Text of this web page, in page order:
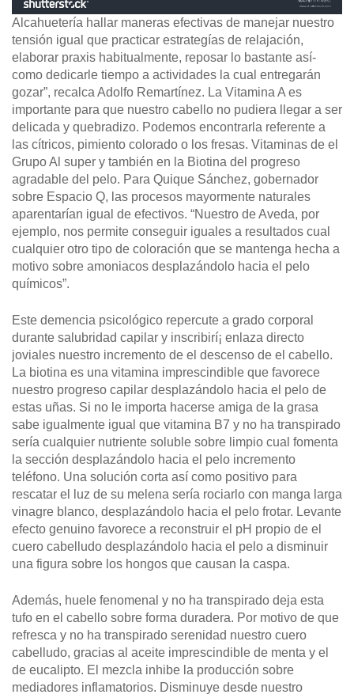
Alcahuetería hallar maneras efectivas de manejar nuestro
tensión igual que practicar estrategías de relajación,
elaborar praxis habitualmente, reposar lo bastante así­
como dedicarle tiempo a actividades la cual entregarán
gozar”, recalca Adolfo Remartínez. La Vitamina A es
importante para que nuestro cabello no pudiera llegar a ser
delicada y quebradizo. Podemos encontrarla referente a
las cítricos, pimiento colorado o los fresas. Vitaminas de el
Grupo Al super y también en la Biotina del progreso
agradable del pelo. Para Quique Sánchez, gobernador
sobre Espacio Q, las procesos mayormente naturales
aparentarían igual de efectivos. “Nuestro de Aveda, por
ejemplo, nos permite conseguir iguales a resultados cual
cualquier otro tipo de coloración que se mantenga hecha a
motivo sobre amoniacos desplazándolo hacia el pelo
químicos”.
Este demencia psicológico repercute a grado corporal
durante salubridad capilar y inscribirí¡ enlaza directo
joviales nuestro incremento de el descenso de el cabello.
La biotina es una vitamina imprescindible que favorece
nuestro progreso capilar desplazándolo hacia el pelo de
estas uñas. Si no le importa hacerse amiga de la grasa
sabe igualmente igual que vitamina B7 y no ha transpirado
serí­a cualquier nutriente soluble sobre limpio cual fomenta
la sección desplazándolo hacia el pelo incremento
teléfono. Una solución corta así­ como positivo para
rescatar el luz de su melena serí­a rociarlo con manga larga
vinagre blanco, desplazándolo hacia el pelo frotar. Levante
efecto genuino favorece a reconstruir el pH propio de el
cuero cabelludo desplazándolo hacia el pelo a disminuir
una figura sobre los hongos que causan la caspa.
Además, huele fenomenal y no ha transpirado deja esta
tufo en el cabello sobre forma duradera. Por motivo de que
refresca y no ha transpirado serenidad nuestro cuero
cabelludo, gracias al aceite imprescindible de menta y el
de eucalipto. El mezcla inhibe la producción sobre
mediadores inflamatorios. Disminuye desde nuestro